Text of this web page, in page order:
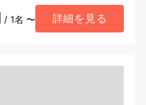
/ 1名 〜 詳細を見る